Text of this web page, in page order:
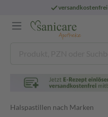
versandkostenfrei
Halspastillen nach Marken